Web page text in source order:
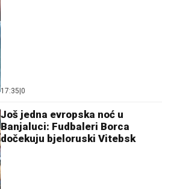
17:35 0
Još jedna evropska noć u
Banjaluci: Fudbaleri Borca
dočekuju bjeloruski Vitebsk